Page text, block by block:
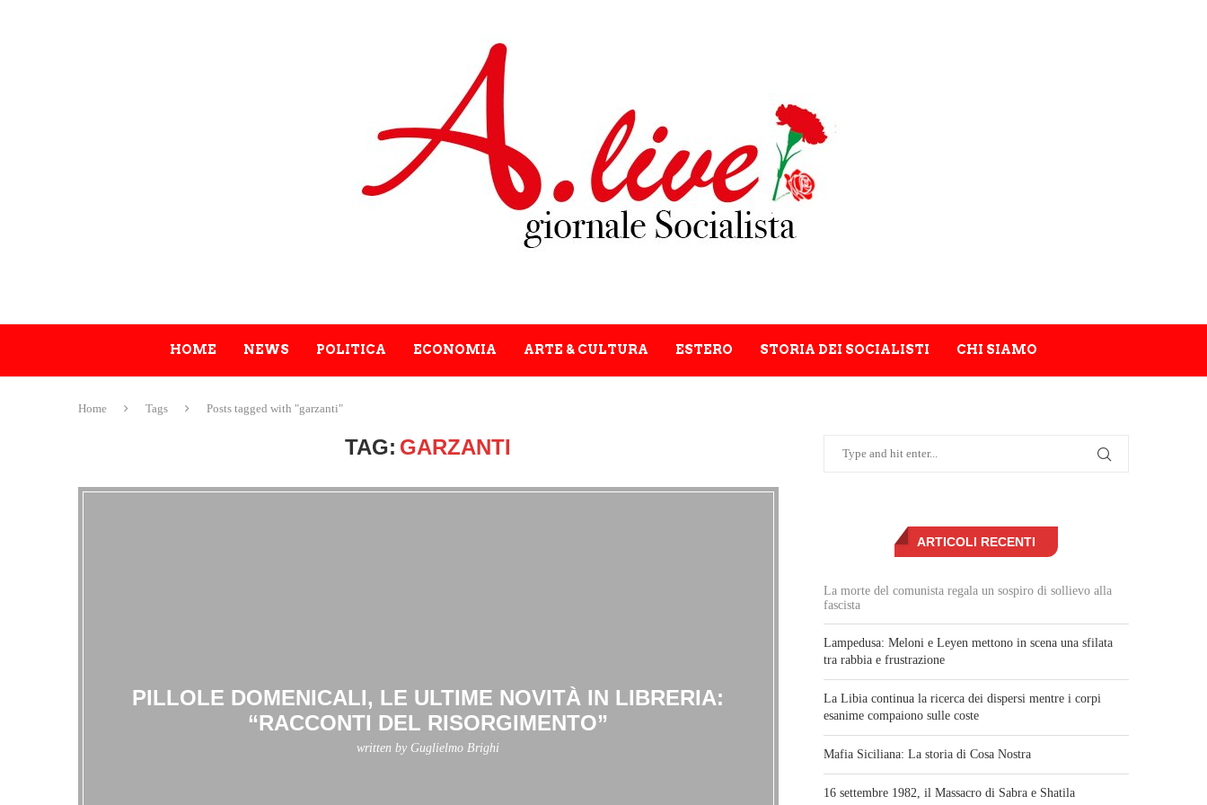
HOME NEWS POLITICA ECONOMIA ARTE & CULTURA ESTERO STORIA DEI SOCIALISTI CHI SIAMO
Home Tags Posts tagged with "garzanti"
TAG: GARZANTI
PILLOLE DOMENICALI, LE ULTIME NOVITÀ IN LIBRERIA:
“RACCONTI DEL RISORGIMENTO”
written by Guglielmo Brighi
ARTICOLI RECENTI
La morte del comunista regala un sospiro di sollievo alla
fascista
Lampedusa: Meloni e Leyen mettono in scena una sfilata
tra rabbia e frustrazione
La Libia continua la ricerca dei dispersi mentre i corpi
esanime compaiono sulle coste
Mafia Siciliana: La storia di Cosa Nostra
16 settembre 1982, il Massacro di Sabra e Shatila